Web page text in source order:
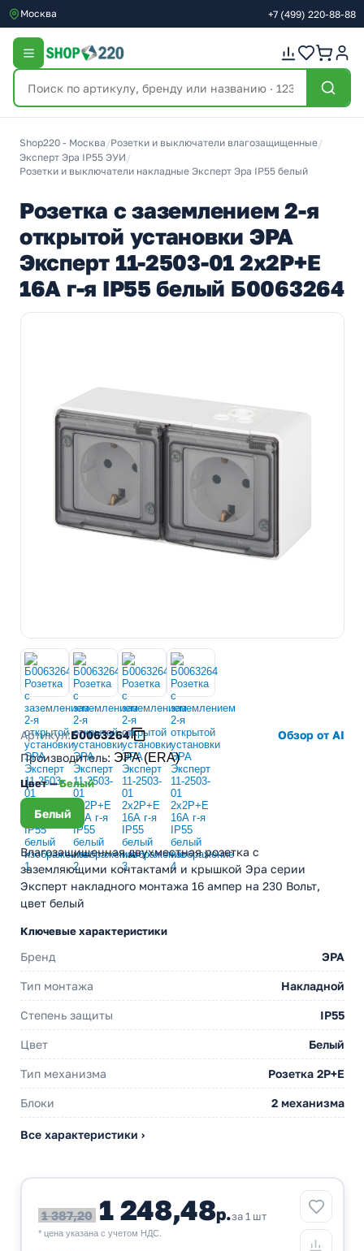
Москва +7 (499) 220-88-88
Shop220 - Москва /Розетки и выключатели влагозащищенные/
Эксперт Эра IP55 ЭУИ /
Розетки и выключатели накладные Эксперт Эра IP55 белый
Розетка с заземлением 2-я
открытой установки ЭРА
Эксперт 11-2503-01 2х2P+E
16А г-я IP55 белый Б0063264
Артикул:Б0063264
Обзор от AI
Производитель: ЭРА (ERA)
Цвет —Белый
Белый
Влагозащищенная двухместная розетка с
заземляющими контактами и крышкой Эра серии
Эксперт накладного монтажа 16 ампер на 230 Вольт,
цвет белый
Ключевые характеристики
Бренд ЭРА
Тип монтажа Накладной
Степень защиты IP55
Цвет Белый
Тип механизма Розетка 2Р+Е
Блоки 2 механизма
Все характеристики ›
1 387,20 1 248,48р.за 1 шт
* цена указана с учетом НДС.